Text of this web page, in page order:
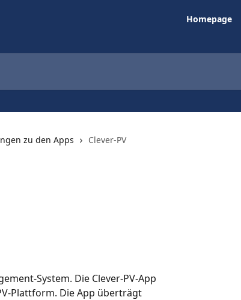
Homepage
zu den Apps Clever-PV
System. Die Clever-PV-App
Plattform. Die App überträgt